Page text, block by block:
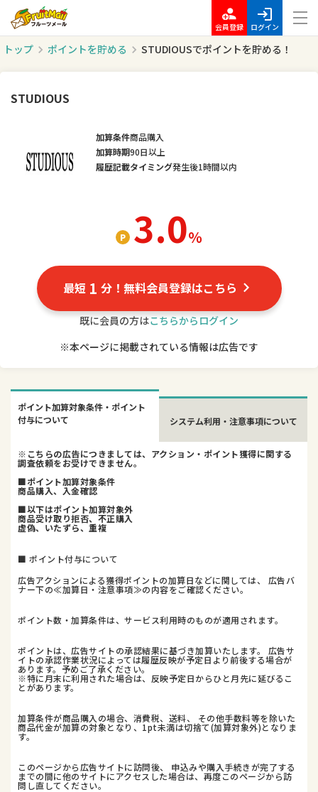
会員登録 ログイン
トップ ポイントを貯める STUDIOUSでポイントを貯める！
STUDIOUS
3.0％
加算条件商品購入
加算時期90日以上
履歴記載タイミング発生後1時間以内
最短 1 分！無料会員登録はこちら
既に会員の方はこちらからログイン
※本ページに掲載されている情報は広告です
ポイント加算対象条件・ポイント
付与について
システム利用・注意事項について
※こちらの広告につきましては、アクション・ポイント獲得に関する
調査依頼をお受けできません。
■ポイント加算対象条件
商品購入、入金確認
■以下はポイント加算対象外
商品受け取り拒否、不正購入
虚偽、いたずら、重複
■ ポイント付与について
広告アクションによる獲得ポイントの加算日などに関しては、 広告バ
ナー下の≪加算日・注意事項≫の内容をご確認ください。
ポイント数・加算条件は、サービス利用時のものが適用されます。
ポイントは、広告サイトの承認結果に基づき加算いたします。 広告サ
イトの承認作業状況によっては履歴反映が予定日より前後する場合が
あります。予めご了承ください。
※特に月末に利用された場合は、反映予定日からひと月先に延びるこ
とがあります。
加算条件が商品購入の場合、消費税、送料、 その他手数料等を除いた
商品代金が加算の対象となり、1pt未満は切捨て(加算対象外)となりま
す。
このページから広告サイトに訪問後、 申込みや購入手続きが完了する
までの間に他のサイトにアクセスした場合は、再度このページから訪
問し直してください。